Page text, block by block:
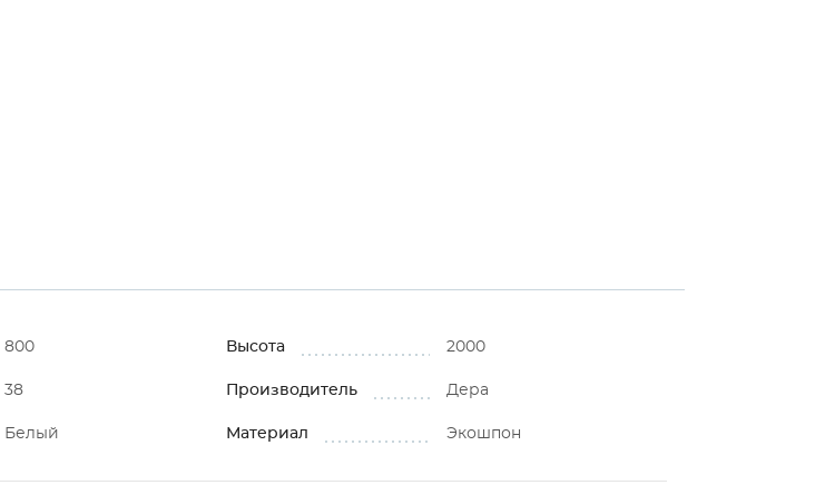
800 Высота 2000
38 Производитель Дера
Белый Материал Экошпон